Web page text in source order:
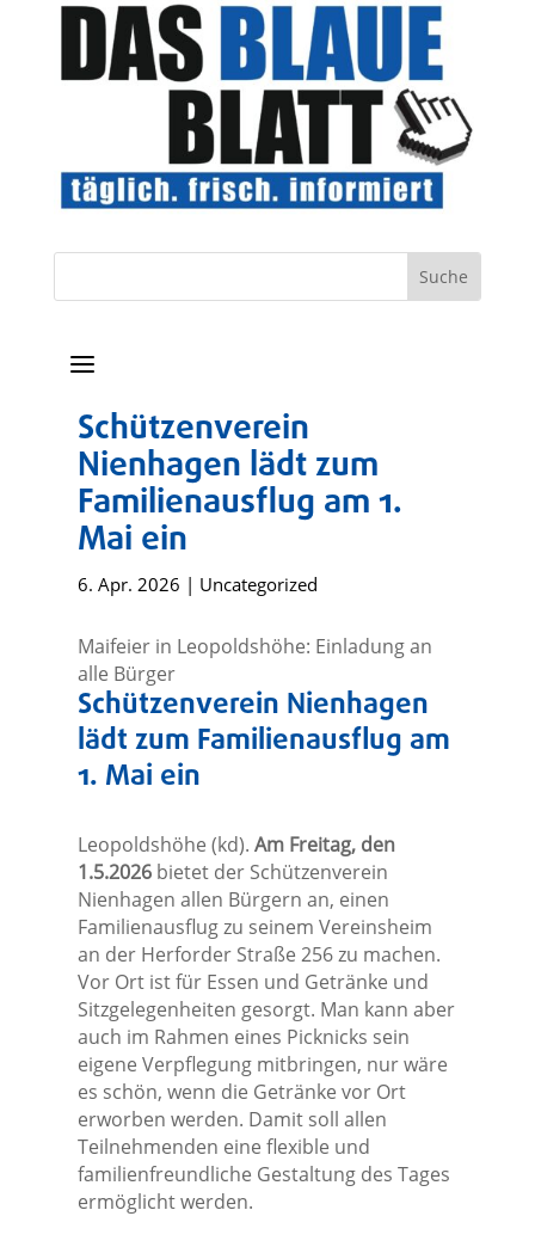
a
Schützenverein
Nienhagen lädt zum
Familienausflug am 1.
Mai ein
6. Apr. 2026 | Uncategorized
Maifeier in Leopoldshöhe: Einladung an
alle Bürger
Schützenverein Nienhagen
lädt zum Familienausflug am
1. Mai ein
Leopoldshöhe (kd). Am Freitag, den
1.5.2026bietet der Schützenverein
Nienhagen allen Bürgern an, einen
Familienausflug zu seinem Vereinsheim
an der Herforder Straße 256 zu machen.
Vor Ort ist für Essen und Getränke und
Sitzgelegenheiten gesorgt. Man kann aber
auch im Rahmen eines Picknicks sein
eigene Verpflegung mitbringen, nur wäre
es schön, wenn die Getränke vor Ort
erworben werden. Damit soll allen
Teilnehmenden eine flexible und
familienfreundliche Gestaltung des Tages
ermöglicht werden.